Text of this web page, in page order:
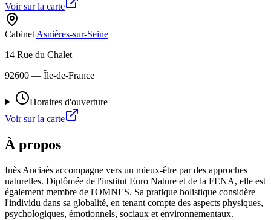
Voir sur la carte
Cabinet Asnières-sur-Seine
14 Rue du Chalet
92600 — Île-de-France
Horaires d'ouverture
Voir sur la carte
À propos
Inès Anciaès accompagne vers un mieux-être par des approches
naturelles. Diplômée de l'institut Euro Nature et de la FENA, elle est
également membre de l'OMNES. Sa pratique holistique considère
l'individu dans sa globalité, en tenant compte des aspects physiques,
psychologiques, émotionnels, sociaux et environnementaux.